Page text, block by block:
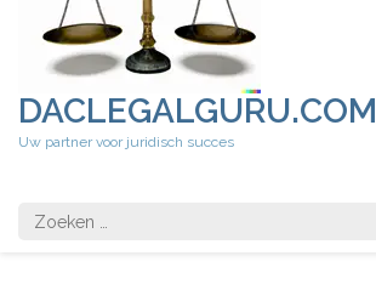
DACLEGALGURU.COM
Uw partner voor juridisch succes